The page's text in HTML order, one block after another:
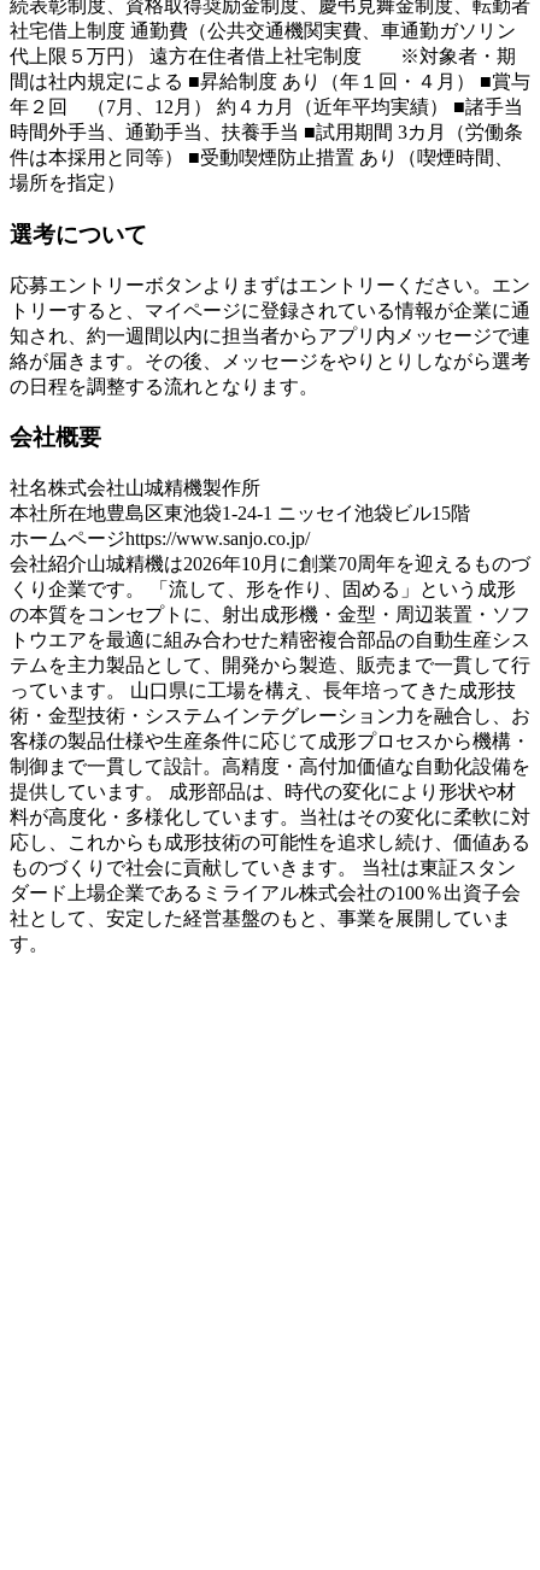
続表彰制度、資格取得奨励金制度、慶弔見舞金制度、転勤者
社宅借上制度 通勤費（公共交通機関実費、車通勤ガソリン
代上限５万円） 遠方在住者借上社宅制度 ※対象者・期
間は社内規定による ■昇給制度 あり（年１回・４月） ■賞与
年２回 （7月、12月） 約４カ月（近年平均実績） ■諸手当
時間外手当、通勤手当、扶養手当 ■試用期間 3カ月（労働条
件は本採用と同等） ■受動喫煙防止措置 あり（喫煙時間、
場所を指定）
選考について
応募エントリーボタンよりまずはエントリーください。エン
トリーすると、マイページに登録されている情報が企業に通
知され、約一週間以内に担当者からアプリ内メッセージで連
絡が届きます。その後、メッセージをやりとりしながら選考
の日程を調整する流れとなります。
会社概要
社名株式会社山城精機製作所
本社所在地豊島区東池袋1-24-1 ニッセイ池袋ビル15階
ホームページhttps://www.sanjo.co.jp/
会社紹介山城精機は2026年10月に創業70周年を迎えるものづ
くり企業です。 「流して、形を作り、固める」という成形
の本質をコンセプトに、射出成形機・金型・周辺装置・ソフ
トウエアを最適に組み合わせた精密複合部品の自動生産シス
テムを主力製品として、開発から製造、販売まで一貫して行
っています。 山口県に工場を構え、長年培ってきた成形技
術・金型技術・システムインテグレーション力を融合し、お
客様の製品仕様や生産条件に応じて成形プロセスから機構・
制御まで一貫して設計。高精度・高付加価値な自動化設備を
提供しています。 成形部品は、時代の変化により形状や材
料が高度化・多様化しています。当社はその変化に柔軟に対
応し、これからも成形技術の可能性を追求し続け、価値ある
ものづくりで社会に貢献していきます。 当社は東証スタン
ダード上場企業であるミライアル株式会社の100％出資子会
社として、安定した経営基盤のもと、事業を展開していま
す。